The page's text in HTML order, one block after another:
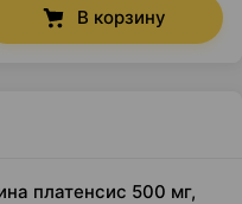
В корзину
платенсис 500 мг,